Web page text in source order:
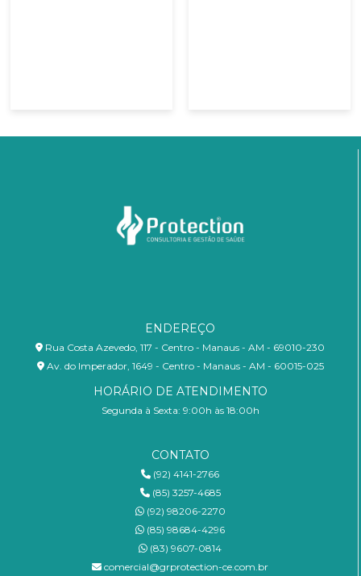
ENDEREÇO
Rua Costa Azevedo, 117 - Centro - Manaus - AM - 69010-230
Av. do Imperador, 1649 - Centro - Manaus - AM - 60015-025
HORÁRIO DE ATENDIMENTO
Segunda à Sexta: 9:00h às 18:00h
CONTATO
(92) 4141-2766
(85) 3257-4685
(92) 98206-2270
(85) 98684-4296
(83) 9607-0814
comercial@grprotection-ce.com.br